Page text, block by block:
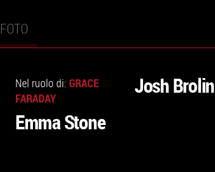
FOTO
Nel ruolo di: GRACE
FARADAY
Emma Stone
SCHEDA
Josh Brolin